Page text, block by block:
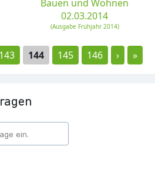
Bauen und Wohnen
02.03.2014
(Ausgabe Frühjahr 2014)
143 144 145 146 › »